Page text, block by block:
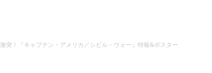
突！『キャプテン・アメリカ／シビル・ウォー』特報&ポスター